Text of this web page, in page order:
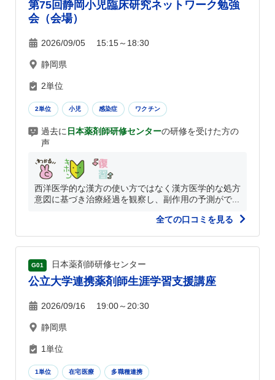
第75回静岡小児臨床研究ネットワーク勉強
会（会場）
2026/09/05 15:15～18:30
静岡県
2単位
2単位 小児 感染症 ワクチン
過去に 日本薬剤師研修センターの研修を受けた方の
声
西洋医学的な漢方の使い方ではなく漢方医学的な処方
意図に基づき治療経過を観察し、副作用の予測がで...
全ての口コミを見る
G01 日本薬剤師研修センター
公立大学連携薬剤師生涯学習支援講座
2026/09/16 19:00～20:30
静岡県
1単位
1単位 在宅医療 多職種連携